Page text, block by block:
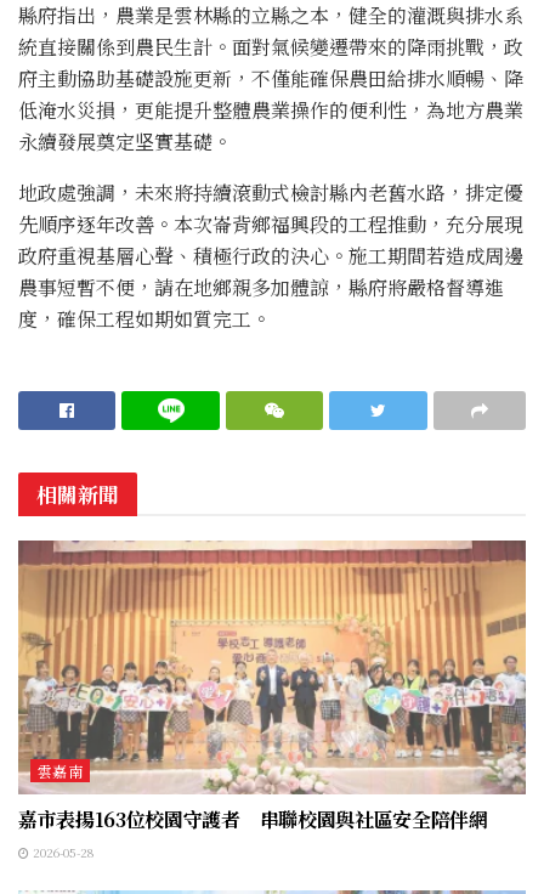
縣府指出，農業是雲林縣的立縣之本，健全的灌溉與排水系
統直接關係到農民生計。面對氣候變遷帶來的降雨挑戰，政
府主動協助基礎設施更新，不僅能確保農田給排水順暢、降
低淹水災損，更能提升整體農業操作的便利性，為地方農業
永續發展奠定坚實基礎。
地政處強調，未來將持續滾動式檢討縣內老舊水路，排定優
先順序逐年改善。本次崙背鄉福興段的工程推動，充分展現
政府重視基層心聲、積極行政的決心。施工期間若造成周邊
農事短暫不便，請在地鄉親多加體諒，縣府將嚴格督導進
度，確保工程如期如質完工。
相關新聞
雲嘉南
嘉市表揚163位校園守護者 串聯校園與社區安全陪伴網
2026-05-28